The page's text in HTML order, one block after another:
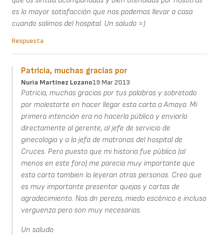
es la mayor satisfacción que nos podemos llevar a casa
cuando salimos del hospital. Un saludo =)
Respuesta
Patricia, muchas gracias por
Nuria Martínez Lozano19 Mar 2013
Patricia, muchas gracias por tus palabras y sobretodo
por molestarte en hacer llegar esta carta a Amaya. Mi
primera intención era no hacerla pública y enviarla
directamente al gerente, al jefe de servicio de
ginecologia y a la jefa de matronas del hospital de
Cruces. Pero puesto que mi historia fue pública (al
menos en este foro) me parecia muy importante que
esta carta tambien la leyeran otras personas. Creo que
es muy importante presentar quejas y cartas de
agradecimiento. Nos dn pereza, miedo escénico e incluso
verguenza pero son muy necesarias.
Un saludo